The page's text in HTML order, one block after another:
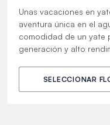
Unas vacaciones en
aventura única en el
comodidad de un yate
generación y alto
SELECCIONAR